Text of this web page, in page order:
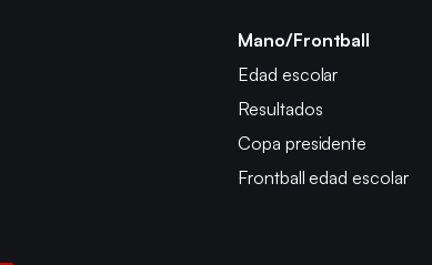
Mano/Frontball
Edad escolar
Resultados
Copa presidente
Frontball edad escolar